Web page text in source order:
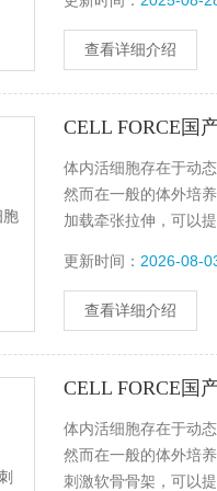
查看详细介绍
CELL FORCE国
体内活细胞存在于动
然而在一般的体外培
加载牵张拉伸，可以
更新时间： 2026-08-
查看详细介绍
CELL FORCE国
体内活细胞存在于动
然而在一般的体外培
刺激软骨骨架，可以